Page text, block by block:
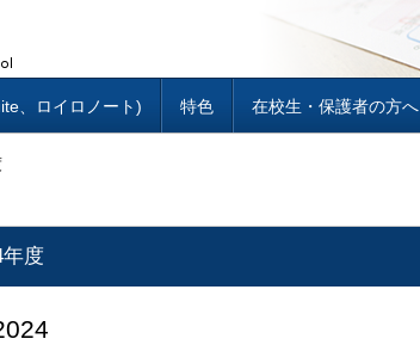
、ロイロノート) 特色 在校生・保護者の方へ
年度